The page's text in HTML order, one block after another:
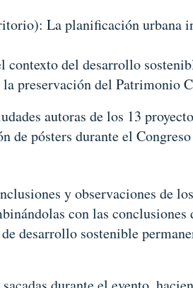
La planificación urbana
del desarrollo
preservación del Patrimonio
autoras de los 13
de pósters durante el
y observaciones de
con las conclusiones
desarrollo sostenible